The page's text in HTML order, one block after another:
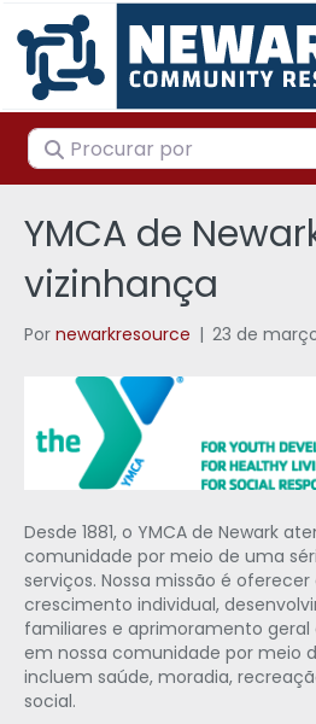
Procurar por
YMCA de
vizinhança
Por newarkresource | 23 de
Desde 1881, o YMCA de Newark
comunidade por meio de uma
serviços. Nossa missão é
crescimento individual,
familiares e aprimoramento geral
em nossa comunidade por meio
incluem saúde, moradia,
social.